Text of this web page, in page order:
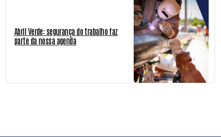
Abril Verde: segurança do trabalho faz
parte da nossa agenda